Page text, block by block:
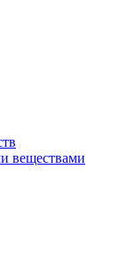
веществами